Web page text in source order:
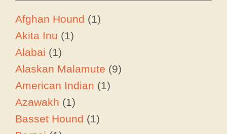
Afghan Hound (1)
Akita Inu (1)
Alabai (1)
Alaskan Malamute (9)
American Indian (1)
Azawakh (1)
Basset Hound (1)